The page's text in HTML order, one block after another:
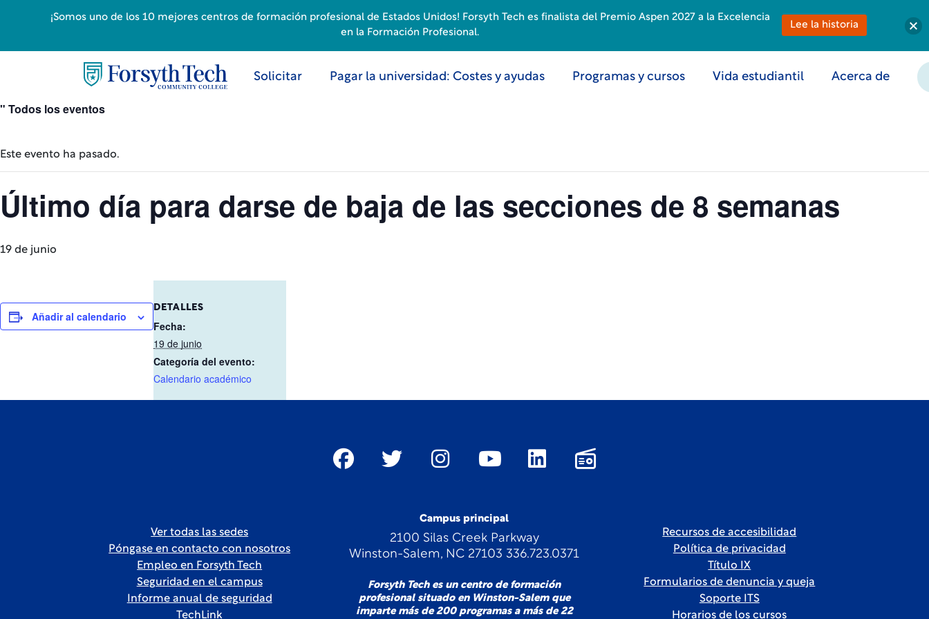
Solicitar Pagar la universidad: Costes y ayudas Programas y cursos Vida estudiantil Acerca de
" Todos los eventos
Este evento ha pasado.
Último día para darse de baja de las secciones de 8 semanas
19 de junio
Añadir al calendario
DETALLES
Fecha:
19 de junio
Categoría del evento:
Calendario académico
Campus principal
2100 Silas Creek Parkway
Winston-Salem, NC 27103 336.723.0371
Forsyth Tech es un centro de formación
profesional situado en Winston-Salem que
imparte más de 200 programas a más de 22
Ver todas las sedes
Póngase en contacto con nosotros
Empleo en Forsyth Tech
Seguridad en el campus
Informe anual de seguridad
TechLink
Recursos de accesibilidad
Política de privacidad
Título IX
Formularios de denuncia y queja
Soporte ITS
Horarios de los cursos
¡Somos uno de los 10 mejores centros de formación profesional de Estados Unidos! Forsyth Tech es finalista del Premio Aspen 2027 a la Excelencia
en la Formación Profesional.
Lee la historia